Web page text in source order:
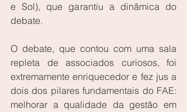
e Sol), que garantiu a dinâmica do
debate.
O debate, que contou com uma sala
repleta de associados curiosos, foi
extremamente enriquecedor e fez jus a
dois dos pilares fundamentais do FAE:
melhorar a qualidade da gestão em